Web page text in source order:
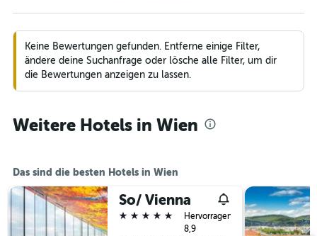
Keine Bewertungen gefunden. Entferne einige Filter,
ändere deine Suchanfrage oder lösche alle Filter, um dir
die Bewertungen anzeigen zu lassen.
Weitere Hotels in Wien
Das sind die besten Hotels in Wien
So/ Vienna
5 Sterne
Hervorragend
8,9